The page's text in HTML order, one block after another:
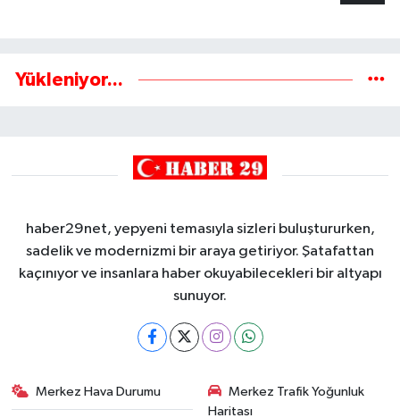
Yükleniyor...
haber29net, yepyeni temasıyla sizleri buluştururken,
sadelik ve modernizmi bir araya getiriyor. Şatafattan
kaçınıyor ve insanlara haber okuyabilecekleri bir altyapı
sunuyor.
Merkez Hava Durumu
Merkez Trafik Yoğunluk
Haritası